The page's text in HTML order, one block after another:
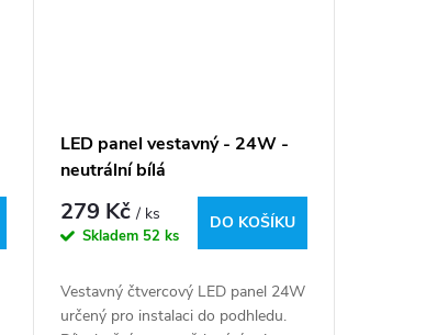
LED panel vestavný - 24W -
neutrální bílá
279 Kč/ ks
Skladem 52 ks
DO KOŠÍKU
Vestavný čtvercový LED panel 24W
určený pro instalaci do podhledu.